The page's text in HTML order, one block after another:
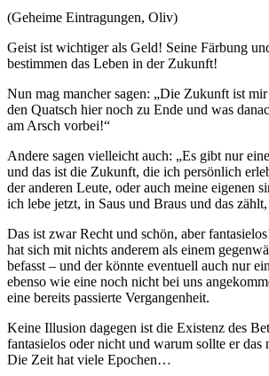
(Geheime Eintragungen, Oliv)
Geist ist wichtiger als Geld! Seine Färbung
bestimmen das Leben in der Zukunft!
Nun mag mancher sagen: „Die Zukunft ist
den Quatsch hier noch zu Ende und was
am Arsch vorbei!“
Andere sagen vielleicht auch: „Es gibt nur
und das ist die Zukunft, die ich persönlich
der anderen Leute, oder auch meine eigenen
ich lebe jetzt, in Saus und Braus und das
Das ist zwar Recht und schön, aber
hat sich mit nichts anderem als einem
befasst – und der könnte eventuell auch nur
ebenso wie eine noch nicht bei uns
eine bereits passierte Vergangenheit.
Keine Illusion dagegen ist die Existenz des
fantasielos oder nicht und warum sollte er das
Die Zeit hat viele Epochen…